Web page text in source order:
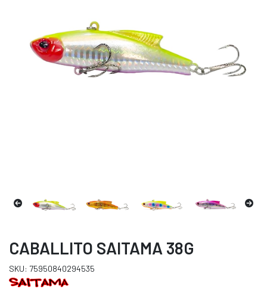
CABALLITO SAITAMA 38G
SKU: 75950840294535